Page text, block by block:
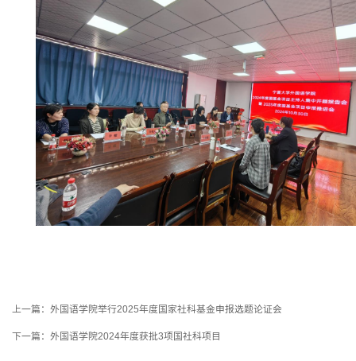
上一篇： 外国语学院举行2025年度国家社科基金申报选题论证会
下一篇： 外国语学院2024年度获批3项国社科项目